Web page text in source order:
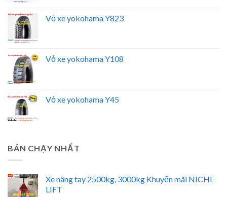
Vỏ xe yokohama Y823
Vỏ xe yokohama Y108
Vỏ xe yokohama Y45
BÁN CHẠY NHẤT
Xe nâng tay 2500kg, 3000kg Khuyến mãi NICHI-
LIFT